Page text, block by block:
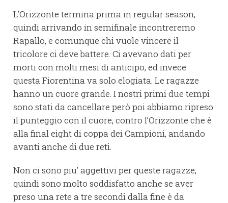
L’Orizzonte termina prima in regular season,
quindi arrivando in semifinale incontreremo
Rapallo, e comunque chi vuole vincere il
tricolore ci deve battere. Ci avevano dati per
morti con molti mesi di anticipo, ed invece
questa Fiorentina va solo elogiata. Le ragazze
hanno un cuore grande. I nostri primi due tempi
sono stati da cancellare però poi abbiamo ripreso
il punteggio con il cuore, contro l’Orizzonte che è
alla final eight di coppa dei Campioni, andando
avanti anche di due reti.
Non ci sono piu’ aggettivi per queste ragazze,
quindi sono molto soddisfatto anche se aver
preso una rete a tre secondi dalla fine è da